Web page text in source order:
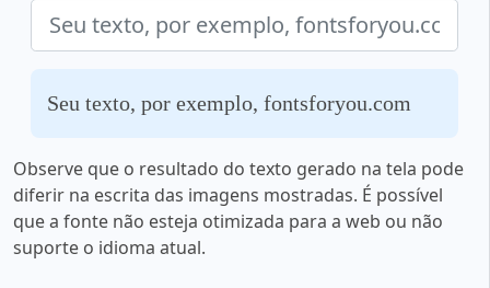
Seu texto, por exemplo, fontsforyou.com
Observe que o resultado do texto gerado na tela pode
diferir na escrita das imagens mostradas. É possível
que a fonte não esteja otimizada para a web ou não
suporte o idioma atual.